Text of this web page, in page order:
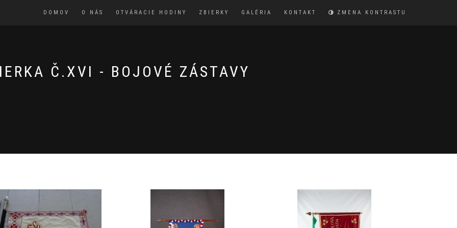
DOMOV O NÁS OTVÁRACIE HODINY ZBIERKY GALÉRIA KONTAKT ZMENA KONTRASTU
Č.XVI - BOJOVÉ ZÁSTAVY